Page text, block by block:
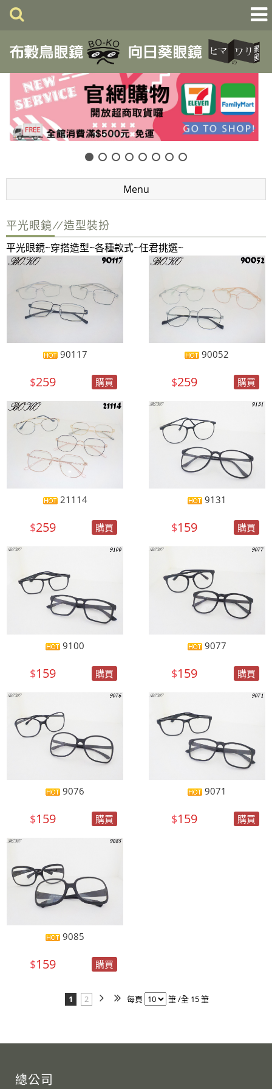
Menu
平光眼鏡//造型裝扮
平光眼鏡~穿搭造型~各種款式~任君挑選~
90117
$259 購買
90052
$259 購買
21114
$259 購買
9131
$159 購買
9100
$159 購買
9077
$159 購買
9076
$159 購買
9071
$159 購買
9085
$159 購買
1 2 每頁 筆 /全 15 筆
總公司